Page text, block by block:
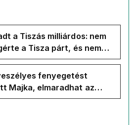
a Tiszás milliárdos: nem
a Tisza párt, és nem
Magyar Péter a
fenyegetést
Majka, elmaradhat az
koncertje